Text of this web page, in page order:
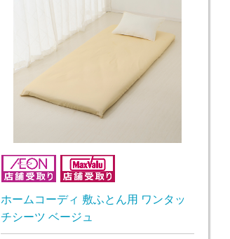
ホームコーディ 敷ふとん用 ワンタッ
チシーツ ベージュ